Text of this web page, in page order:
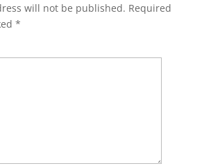
will not be published. Required
*